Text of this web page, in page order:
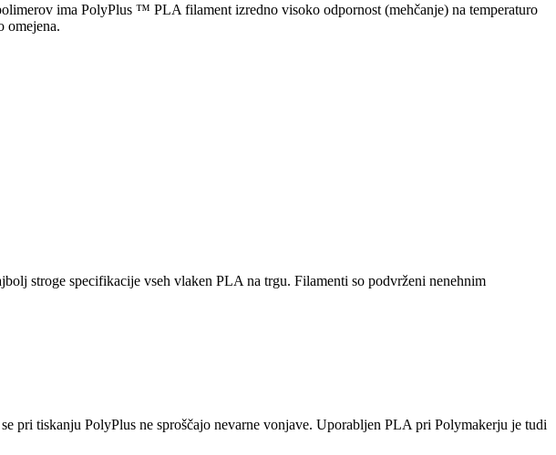
ima PolyPlus ™ PLA filament izredno visoko odpornost (mehčanje) na temperaturo
omejena.
stroge specifikacije vseh vlaken PLA na trgu. Filamenti so podvrženi nenehnim
tiskanju PolyPlus ne sproščajo nevarne vonjave. Uporabljen PLA pri Polymakerju je tudi